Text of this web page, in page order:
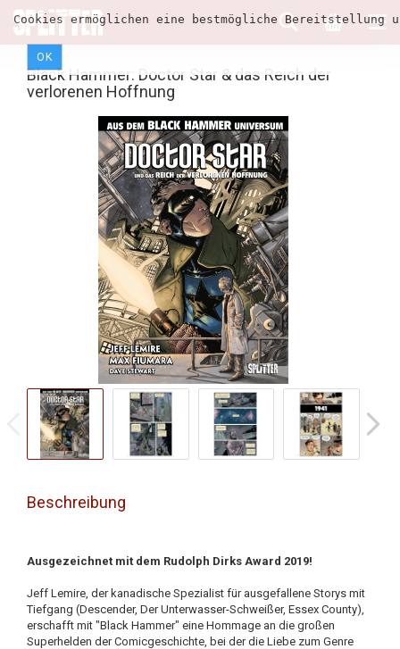
Cookies ermöglichen eine bestmögliche
OK
Black Hammer: Doctor Star & das Reich der
verlorenen Hoffnung
Beschreibung
Ausgezeichnet mit dem Rudolph Dirks Award 2019!
Jeff Lemire, der kanadische Spezialist für ausgefallene Storys mit
Tiefgang (Descender, Der Unterwasser-Schweißer, Essex County),
erschafft mit "Black Hammer" eine Hommage an die großen
Superhelden der Comicgeschichte, bei der die Liebe zum Genre